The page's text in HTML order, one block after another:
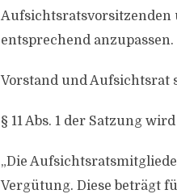
Aufsichtsratsvorsitzenden
entsprechend anzupassen.
Vorstand und Aufsichtsrat
§ 11 Abs. 1 der Satzung
„Die
Vergütung. Diese beträgt